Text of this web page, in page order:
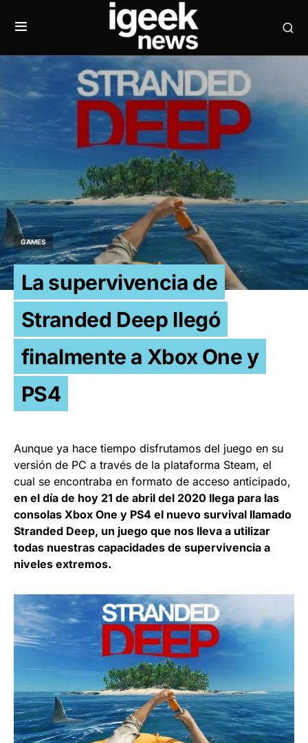
GAMES
La supervivencia de
Stranded Deep llegó
finalmente a Xbox One y
PS4
Aunque ya hace tiempo disfrutamos del juego en su
versión de PC a través de la plataforma Steam, el
cual se encontraba en formato de acceso anticipado,
en el día de hoy 21 de abril del 2020 llega para las
consolas Xbox One y PS4 el nuevo survival llamado
Stranded Deep, un juego que nos lleva a utilizar
todas nuestras capacidades de supervivencia a
niveles extremos.